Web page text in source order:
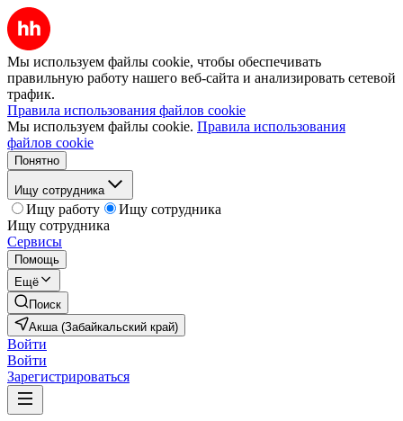
Мы используем файлы cookie, чтобы обеспечивать
правильную работу нашего веб-сайта и анализировать сетевой
трафик.
Правила использования файлов cookie
Мы используем файлы cookie. Правила использования
файлов cookie
Понятно
Ищу сотрудника
Ищу работу
Ищу сотрудника
Ищу сотрудника
Сервисы
Помощь
Ещё
Поиск
Акша (Забайкальский край)
Войти
Войти
Зарегистрироваться